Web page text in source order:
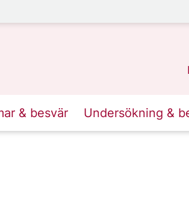
& besvär Undersökning &